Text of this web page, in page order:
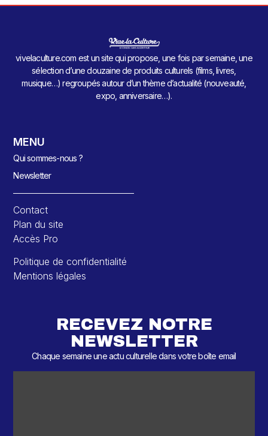
vivelaculture.com est un site qui propose, une fois par semaine, une
sélection d’une douzaine de produits culturels (films, livres,
musique…) regroupés autour d’un thème d’actualité (nouveauté,
expo, anniversaire…).
MENU
Qui sommes-nous ?
Newsletter
Contact
Plan du site
Accès Pro
Politique de confidentialité
Mentions légales
RECEVEZ NOTRE
NEWSLETTER
Chaque semaine une actu culturelle dans votre boîte email